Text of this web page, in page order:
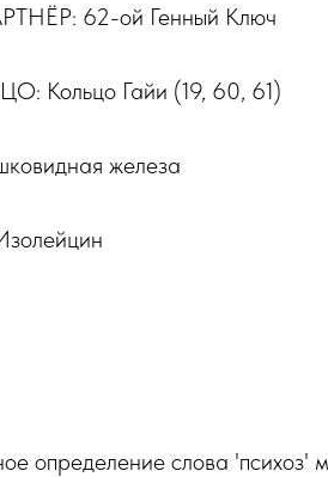
62-ой Генный Ключ
Гайи (19, 60, 61)
железа
определение слова 'психоз'